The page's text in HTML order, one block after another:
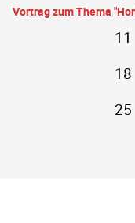
Vortrag zum Thema
11
18
25